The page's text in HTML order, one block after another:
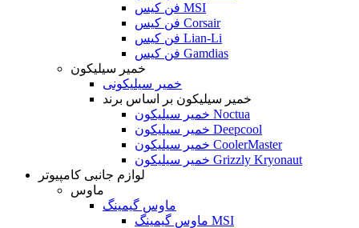
فن کیس MSI
فن کیس Corsair
فن کیس Lian-Li
فن کیس Gamdias
خمیر سیلیکون
خمیر سیلیکونی
خمیر سیلیکون بر اساس برند
خمیر سیلیکون Noctua
خمیر سیلیکون Deepcool
خمیر سیلیکون CoolerMaster
خمیر سیلیکون Grizzly Kryonaut
لوازم جانبی کامپیوتر
ماوس
ماوس گیمینگ
ماوس گیمینگ MSI